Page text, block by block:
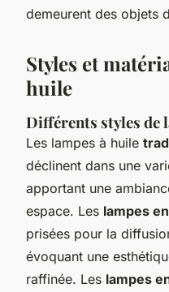
demeurent des objets
Styles et
huile
Différents styles de
Les lampes à huile
déclinent dans une
apportant une
espace. Les lampes
prisées pour la
évoquant une
raffinée. Les lampes